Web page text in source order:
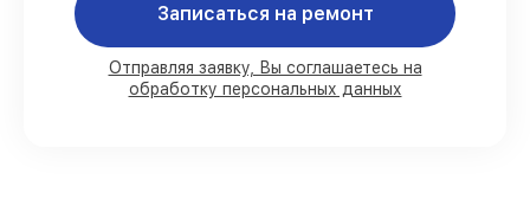
работ в присутствии заказчика
90%комплектующих для плееров на
складе или доступны для срочного
заказа
Записаться на ремонт
Отправляя заявку, Вы соглашаетесь на
обработку персональных данных